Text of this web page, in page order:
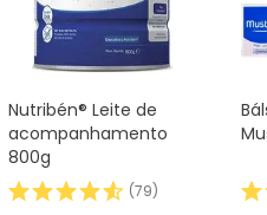
Nutribén® Leite de
acompanhamento
800g
(79)